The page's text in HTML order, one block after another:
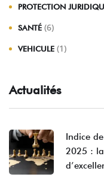
PROTECTION
SANTÉ (6)
VEHICULE (1)
Actualités
Indice
2025 :